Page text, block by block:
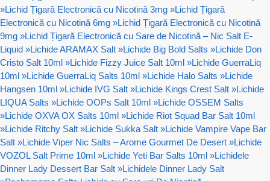
»Lichid Țigară Electronică cu Nicotină 3mg »Lichid Țigară
Electronică cu Nicotină 6mg »Lichid Țigară Electronică cu Nicotină
9mg »Lichid Țigară Electronică cu Sare de Nicotină – Nic Salt E-
Liquid »Lichide ARAMAX Salt »Lichide Big Bold Salts »Lichide Don
Cristo Salt 10ml »Lichide Fizzy Juice Salt 10ml »Lichide GuerraLiq
10ml »Lichide GuerraLiq Salts 10ml »Lichide Halo Salts »Lichide
Hangsen 10ml »Lichide IVG Salt »Lichide Kings Crest Salt »Lichide
LIQUA Salts »Lichide OOPs Salt 10ml »Lichide OSSEM Salts
»Lichide OXVA OX Salts 10ml »Lichide Riot Squad Bar Salt 10ml
»Lichide Ritchy Salt »Lichide Sukka Salt »Lichide Vampire Vape Bar
Salt »Lichide Viper Nic Salts – Arome Gourmet De Desert »Lichide
VOZOL Salt Prime 10ml »Lichide Yeti Bar Salts 10ml »Lichidele
Dinner Lady Dessert Bar Salt »Lichidele Dinner Lady Salt